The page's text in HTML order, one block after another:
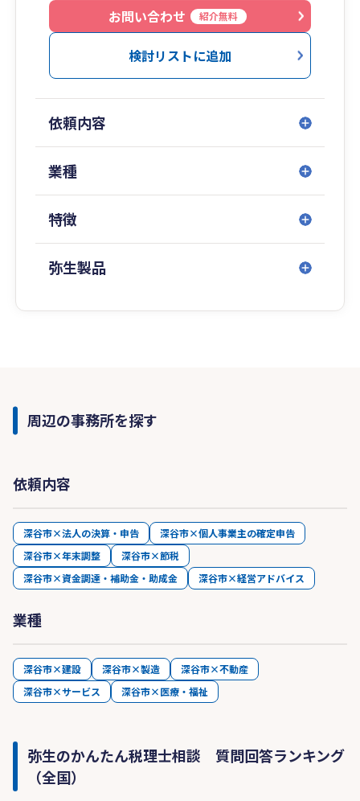
お問い合わせ
紹介無料
検討リストに追加
依頼内容
業種
特徴
弥生製品
周辺の事務所を探す
依頼内容
深谷市×法人の決算・申告
深谷市×個人事業主の確定申告
深谷市×年末調整
深谷市×節税
深谷市×資金調達・補助金・助成金
深谷市×経営アドバイス
業種
深谷市×建設 深谷市×製造
深谷市×不動産
深谷市×サービス
深谷市×医療・福祉
弥生のかんたん税理士相談 質問回答ランキング
（全国）